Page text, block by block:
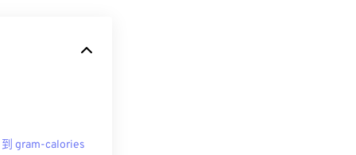
gram-calories